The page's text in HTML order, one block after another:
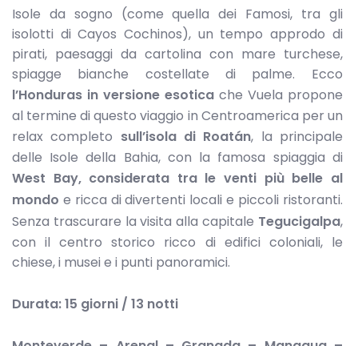
Isole da sogno (come quella dei Famosi, tra gli
isolotti di Cayos Cochinos), un tempo approdo di
pirati, paesaggi da cartolina con mare turchese,
spiagge bianche costellate di palme. Ecco
l’Honduras in versione esoticache Vuela propone
al termine di questo viaggio in Centroamerica per un
relax completo sull’isola di Roatán, la principale
delle Isole della Bahia, con la famosa spiaggia di
West Bay, considerata tra le venti più belle al
mondo e ricca di divertenti locali e piccoli ristoranti.
Senza trascurare la visita alla capitale Tegucigalpa,
con il centro storico ricco di edifici coloniali, le
chiese, i musei e i punti panoramici.
Durata: 15 giorni / 13 notti